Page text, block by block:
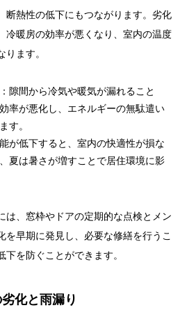
断熱性の低下にもつながります。劣化
冷暖房の効率が悪くなり、室内の温度
ます。
：隙間から冷気や暖気が漏れること
率が悪化し、エネルギーの無駄遣い
す。
能が低下すると、室内の快適性が損な
夏は暑さが増すことで居住環境に影
は、窓枠やドアの定期的な点検とメン
を早期に発見し、必要な修繕を行うこ
を防ぐことができます。
化と雨漏り